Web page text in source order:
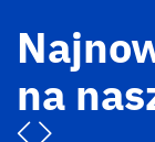
na